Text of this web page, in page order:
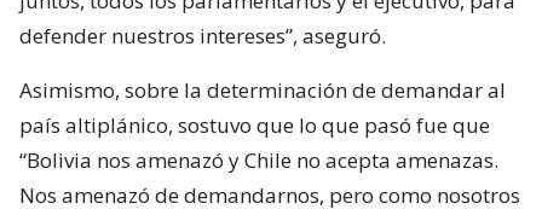
defender nuestros intereses”, aseguró.
Asimismo, sobre la determinación de demandar al
país altiplánico, sostuvo que lo que pasó fue que
“Bolivia nos amenazó y Chile no acepta amenazas.
Nos amenazó de demandarnos, pero como nosotros